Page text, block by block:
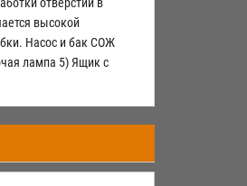
высокой
Насос и бак СОЖ
лампа 5) Ящик с